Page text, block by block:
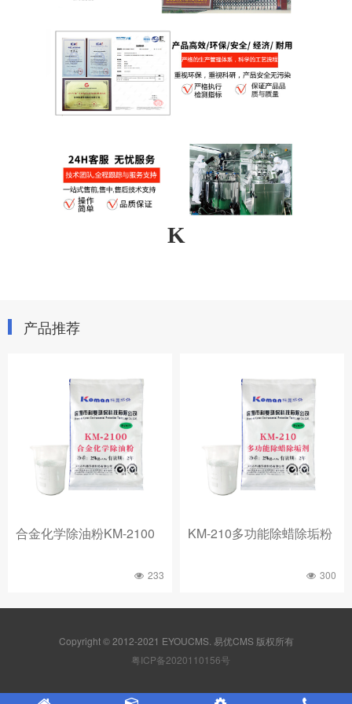
K
产品推荐
合金化学除油粉KM-2100
233
KM-210多功能除蜡除垢粉
300
Copyright © 2012-2021 EYOUCMS. 易优CMS 版权所有
粤ICP备2020110156号